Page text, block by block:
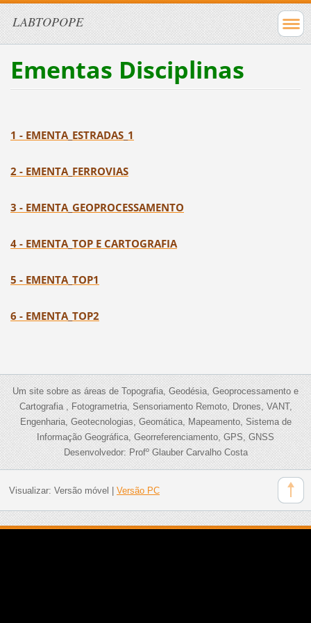
LABTOPOPE
Ementas Disciplinas
1 - EMENTA_ESTRADAS_1
2 - EMENTA_FERROVIAS
3 - EMENTA_GEOPROCESSAMENTO
4 - EMENTA_TOP E CARTOGRAFIA
5 - EMENTA_TOP1
6 - EMENTA_TOP2
Um site sobre as áreas de Topografia, Geodésia, Geoprocessamento e
Cartografia , Fotogrametria, Sensoriamento Remoto, Drones, VANT,
Engenharia, Geotecnologias, Geomática, Mapeamento, Sistema de
Informação Geográfica, Georreferenciamento, GPS, GNSS
Desenvolvedor: Profº Glauber Carvalho Costa
Visualizar: Versão móvel Versão PC